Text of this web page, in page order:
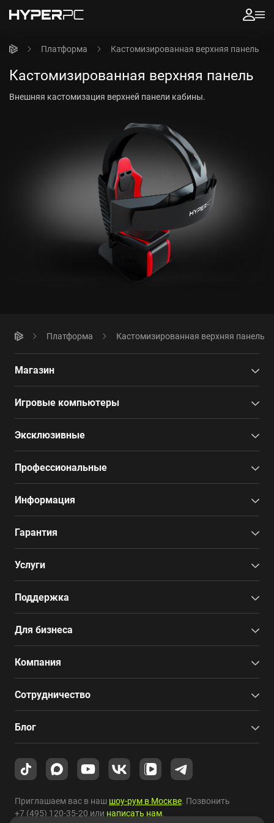
Платформа Кастомизированная верхняя панель
Кастомизированная верхняя панель
Внешняя кастомизация верхней панели кабины.
Платформа Кастомизированная верхняя панель
Магазин
Игровые компьютеры
Эксклюзивные
Профессиональные
Информация
Гарантия
Услуги
Поддержка
Для бизнеса
Компания
Сотрудничество
Блог
Приглашаем вас в наш шоу-рум в Москве. Позвонить
+7 (495) 120-35-20 или написать нам.